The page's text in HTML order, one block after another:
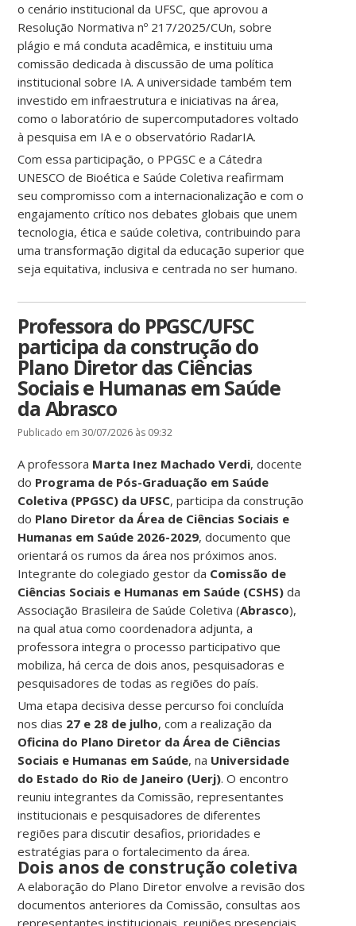
o cenário institucional da UFSC, que aprovou a
Resolução Normativa nº 217/2025/CUn, sobre
plágio e má conduta acadêmica, e instituiu uma
comissão dedicada à discussão de uma política
institucional sobre IA. A universidade também tem
investido em infraestrutura e iniciativas na área,
como o laboratório de supercomputadores voltado
à pesquisa em IA e o observatório RadarIA.
Com essa participação, o PPGSC e a Cátedra
UNESCO de Bioética e Saúde Coletiva reafirmam
seu compromisso com a internacionalização e com o
engajamento crítico nos debates globais que unem
tecnologia, ética e saúde coletiva, contribuindo para
uma transformação digital da educação superior que
seja equitativa, inclusiva e centrada no ser humano.
Professora do PPGSC/UFSC
participa da construção do
Plano Diretor das Ciências
Sociais e Humanas em Saúde
da Abrasco
Publicado em 30/07/2026 às 09:32
A professora Marta Inez Machado Verdi, docente
do Programa de Pós-Graduação em Saúde
Coletiva (PPGSC) da UFSC, participa da construção
do Plano Diretor da Área de Ciências Sociais e
Humanas em Saúde 2026-2029, documento que
orientará os rumos da área nos próximos anos.
Integrante do colegiado gestor da Comissão de
Ciências Sociais e Humanas em Saúde (CSHS) da
Associação Brasileira de Saúde Coletiva (Abrasco),
na qual atua como coordenadora adjunta, a
professora integra o processo participativo que
mobiliza, há cerca de dois anos, pesquisadoras e
pesquisadores de todas as regiões do país.
Uma etapa decisiva desse percurso foi concluída
nos dias 27 e 28 de julho, com a realização da
Oficina do Plano Diretor da Área de Ciências
Sociais e Humanas em Saúde, na Universidade
do Estado do Rio de Janeiro (Uerj). O encontro
reuniu integrantes da Comissão, representantes
institucionais e pesquisadores de diferentes
regiões para discutir desafios, prioridades e
estratégias para o fortalecimento da área.
Dois anos de construção coletiva
A elaboração do Plano Diretor envolve a revisão dos
documentos anteriores da Comissão, consultas aos